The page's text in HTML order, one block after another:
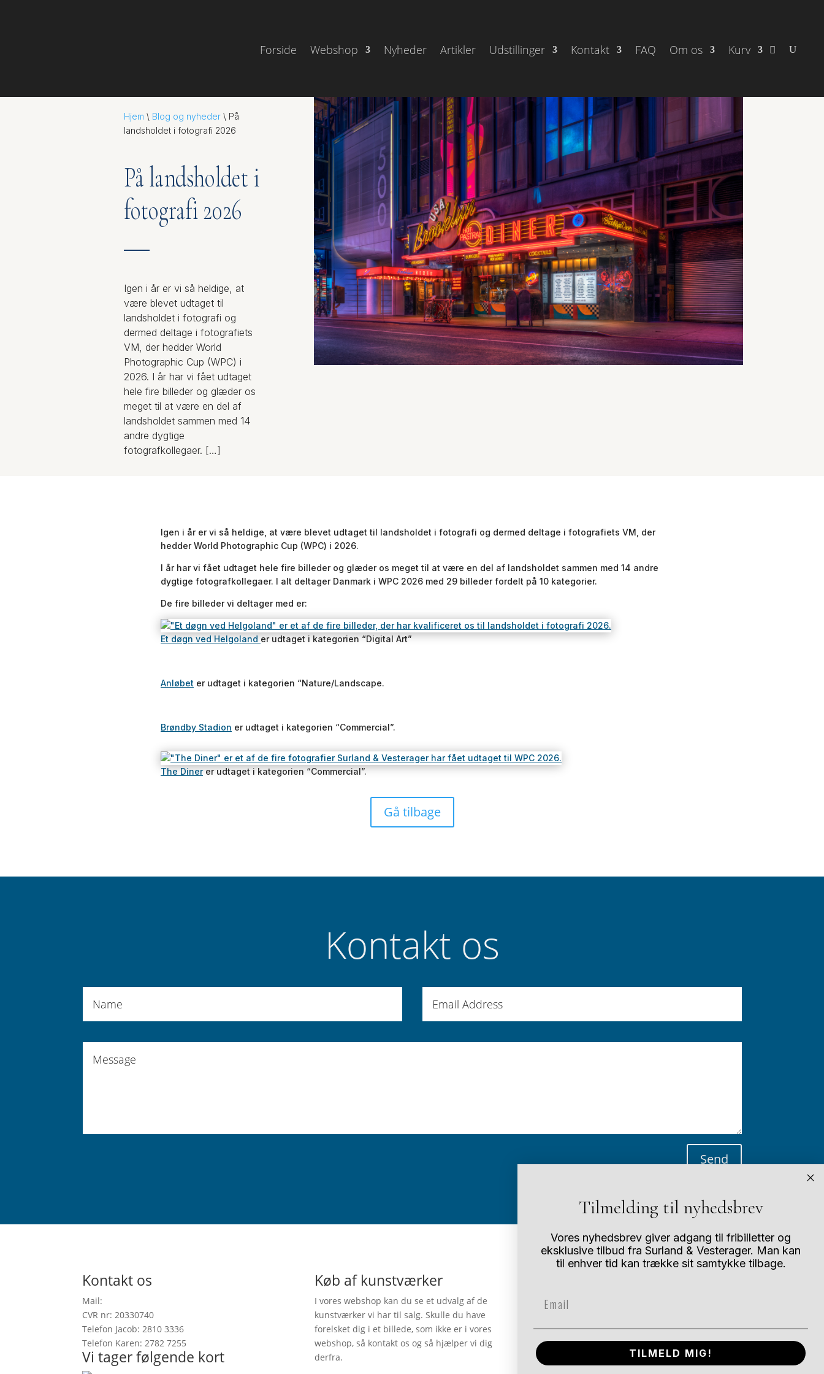
Forside Webshop Nyheder Artikler Udstillinger Kontakt FAQ Om os Kurv
Hjem \ Blog og nyheder \ På
landsholdet i fotografi 2026
På landsholdet i
fotografi 2026
Igen i år er vi så heldige, at
være blevet udtaget til
landsholdet i fotografi og
dermed deltage i fotografiets
VM, der hedder World
Photographic Cup (WPC) i
2026. I år har vi fået udtaget
hele fire billeder og glæder os
meget til at være en del af
landsholdet sammen med 14
andre dygtige
fotografkollegaer. […]
Igen i år er vi så heldige, at være blevet udtaget til landsholdet i fotografi og dermed deltage i fotografiets VM, der
hedder World Photographic Cup (WPC) i 2026.
I år har vi fået udtaget hele fire billeder og glæder os meget til at være en del af landsholdet sammen med 14 andre
dygtige fotografkollegaer. I alt deltager Danmark i WPC 2026 med 29 billeder fordelt på 10 kategorier.
De fire billeder vi deltager med er:
Et døgn ved Helgolander udtaget i kategorien “Digital Art”
Anløbet er udtaget i kategorien “Nature/Landscape.
Brøndby Stadion er udtaget i kategorien “Commercial”.
The Dinerer udtaget i kategorien “Commercial”.
Gå tilbage
Kontakt os
Send
Kontakt os
Mail:
CVR nr: 20330740
Telefon Jacob: 2810 3336
Telefon Karen: 2782 7255
Vi tager følgende kort
Køb af kunstværker
I vores webshop kan du se et udvalg af de
kunstværker vi har til salg. Skulle du have
forelsket dig i et billede, som ikke er i vores
webshop, så kontakt os og så hjælper vi dig
derfra.
De fleste af vores værker kan købes i flere
udsolgt bliver der mindre fleksibilitet. Kontakt
os for specialstørrelser.
Tilmelding til nyhedsbrev
Vores nyhedsbrev giver adgang til fribilletter og
eksklusive tilbud fra Surland & Vesterager. Man kan
til enhver tid kan trække sit samtykke tilbage.
Email
TILMELD MIG!